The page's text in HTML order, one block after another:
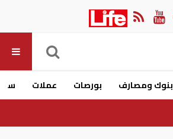
بنوك ومصارف بورصات عملات